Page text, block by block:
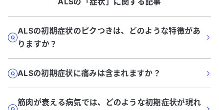
ALSの初期症状のピクつきは、どのような特徴があ
りますか？
ALSの初期症状に痛みは含まれますか？
筋肉が衰える病気では、どのような初期症状が現れ